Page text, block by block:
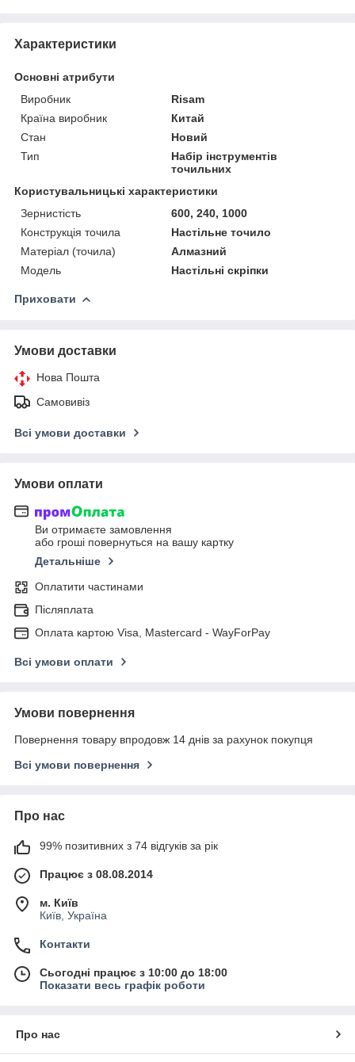
Характеристики
Основні атрибути
Виробник
Risam
Країна виробник
Китай
Стан
Новий
Тип
Набір інструментів
точильних
Користувальницькі характеристики
Зернистість
600, 240, 1000
Конструкція точила
Настільне точило
Матеріал (точила)
Алмазний
Модель
Настільні скріпки
Приховати
Умови доставки
Нова Пошта
Самовивіз
Всі умови доставки
Умови оплати
Ви отримаєте замовлення
або гроші повернуться на вашу картку
Детальніше
Оплатити частинами
Післяплата
Оплата картою Visa, Mastercard - WayForPay
Всі умови оплати
Умови повернення
Повернення товару впродовж 14 днів за рахунок покупця
Всі умови повернення
Про нас
99% позитивних з 74 відгуків за рік
Працює з 08.08.2014
м. Київ
Київ, Україна
Контакти
Сьогодні працює з 10:00 до 18:00
Показати весь графік роботи
Про нас